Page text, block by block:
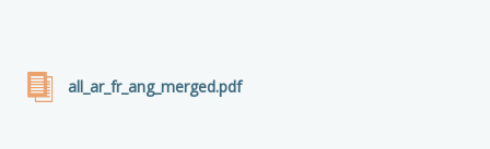
all_ar_fr_ang_merged.pdf